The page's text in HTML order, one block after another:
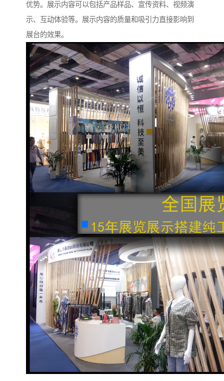
优势。展示内容可以包括产品样品、宣传资料、视频演
示、互动体验等。展示内容的质量和吸引力直接影响到
展台的效果。